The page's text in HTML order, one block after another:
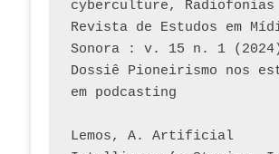
cyberculture, Radiofonias
Revista de Estudos em
Sonora : v. 15 n. 1
Dossiê Pioneirismo nos
em podcasting
Lemos, A. Artificial